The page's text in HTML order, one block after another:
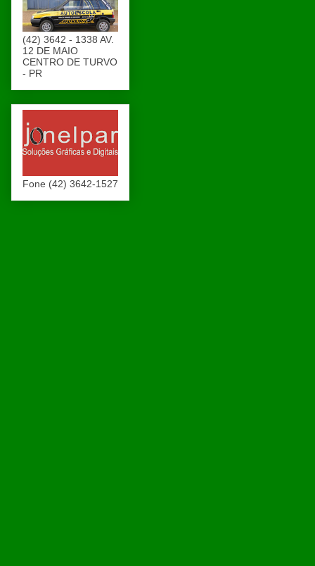
(42) 3642 - 1338 AV.
12 DE MAIO
CENTRO DE TURVO
- PR
Fone (42) 3642-1527